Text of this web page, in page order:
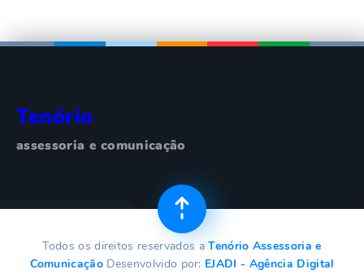
Tenório
assessoria e comunicação
Todos os direitos reservados aTenório Assessoria e
Comunicação Desenvolvido por: EJADI - Agência Digital